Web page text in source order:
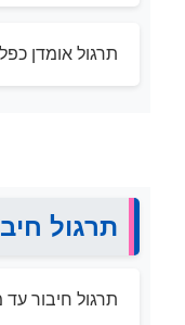
תרגול אומדן
תרגול
תרגול חיבור עד